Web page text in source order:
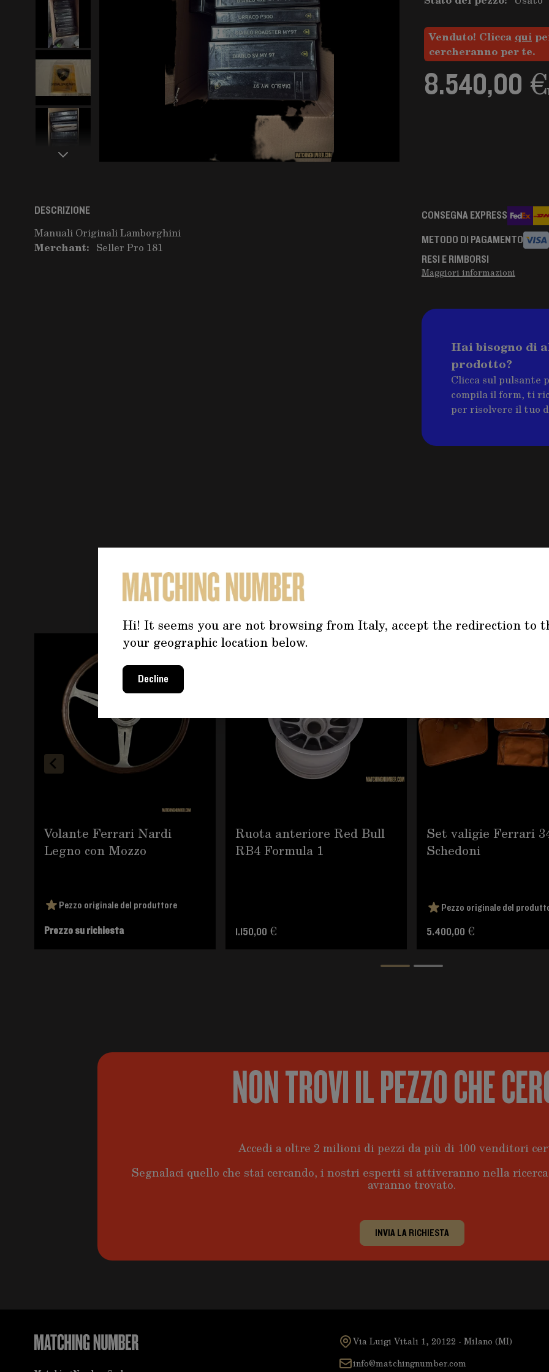
Hi! It seems you are not browsing from Italy, accept the redirection to
your geographic location below.
Decline
Venduto! Clicca qui
cercheranno per te.
8.540,00 €
DESCRIZIONE
Manuali Originali Lamborghini
Merchant: Seller Pro 181
CONSEGNA EXPRESS
METODO DI PAGAMENTO
RESI E RIMBORSI
Maggiori informazioni
Hai bisogno di
prodotto?
Clicca sul pulsante
compila il form, ti
per risolvere il tuo
POTREBBE INTERESSARTI
È possibile navigare tra gli elementi del carosello utilizzando il tasto tabulazione. È possibile saltare il
Premere per saltare il carosello
Volante Ferrari Nardi
Legno con Mozzo
Pezzo originale del produttore
Prezzo su richiesta
Ruota anteriore Red Bull
RB4 Formula 1
1.150,00 €
Set valigie Ferrari
Schedoni
Pezzo originale del
5.400,00 €
NON TROVI IL PEZZO CHE
Accedi a oltre 2 milioni di pezzi da più di 100 venditori
Segnalaci quello che stai cercando, i nostri esperti si attiveranno nella
avranno trovato.
INVIA LA RICHIESTA
Via Luigi Vitali 1, 20122 - Milano (MI)
info@matchingnumber.com